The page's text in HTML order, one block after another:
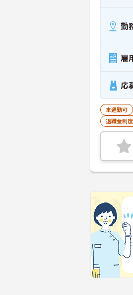
勤
雇
応
車通勤可
退職金制